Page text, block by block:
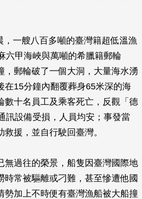
，一艘八百多噸的臺灣籍超低溫漁
六甲海峽與萬噸的希臘籍郵輪
，郵輪破了一個大洞，大量海水湧
在15分鐘內翻覆葬身65米深的海
數十名員工及乘客死亡，反觀「德
訊設備受損，人員均安；事發當
援，並自行駛回臺灣。
無過往的榮景，船隻因臺灣國際地
時常被驅離或刁難，甚至慘遭他國
勢加上不時便有臺灣漁船被大船撞